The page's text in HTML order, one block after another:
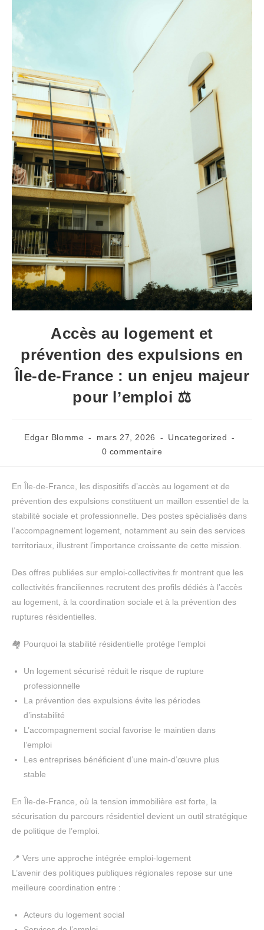
Accès au logement et
prévention des expulsions en
Île-de-France : un enjeu majeur
pour l’emploi ⚖️
Edgar Blomme mars 27, 2026
Uncategorized
0 commentaire
En Île-de-France, les dispositifs d’accès au logement et de
prévention des expulsions constituent un maillon essentiel de la
stabilité sociale et professionnelle. Des postes spécialisés dans
l’accompagnement logement, notamment au sein des services
territoriaux, illustrent l’importance croissante de cette mission.
Des offres publiées sur emploi-collectivites.fr montrent que les
collectivités franciliennes recrutent des profils dédiés à l’accès
au logement, à la coordination sociale et à la prévention des
ruptures résidentielles.
🏘️ Pourquoi la stabilité résidentielle protège l’emploi
Un logement sécurisé réduit le risque de rupture
professionnelle
La prévention des expulsions évite les périodes
d’instabilité
L’accompagnement social favorise le maintien dans
l’emploi
Les entreprises bénéficient d’une main-d’œuvre plus
stable
En Île-de-France, où la tension immobilière est forte, la
sécurisation du parcours résidentiel devient un outil stratégique
de politique de l’emploi.
📍 Vers une approche intégrée emploi-logement
L’avenir des politiques publiques régionales repose sur une
meilleure coordination entre :
Acteurs du logement social